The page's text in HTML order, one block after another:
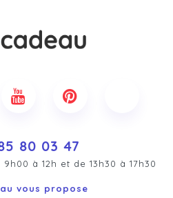
80 03 47
à 12h et de 13h30 à 17h30
vous propose